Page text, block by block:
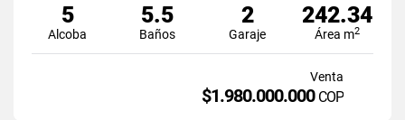
5
Alcoba
5.5
Baños
2
Garaje
242.34
Área m2
Venta
$1.980.000.000 COP